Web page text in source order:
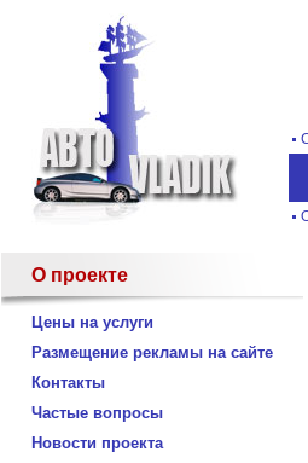
О проекте
Цены на услуги
Размещение рекламы на сайте
Контакты
Частые вопросы
Новости проекта